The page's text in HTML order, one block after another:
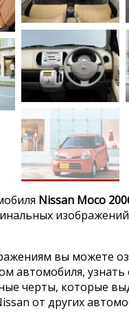
Nissan Moco
вы можете
автомобиля, узнать
черты, которые
от других